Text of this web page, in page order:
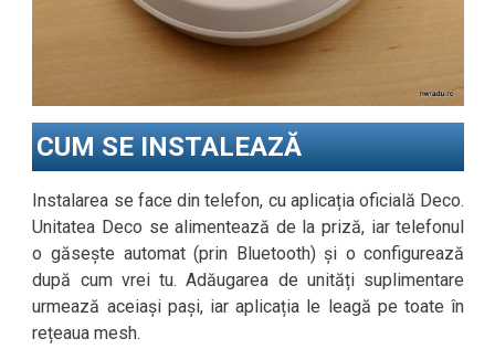
CUM SE INSTALEAZĂ
Instalarea se face din telefon, cu aplicația oficială Deco.
Unitatea Deco se alimentează de la priză, iar telefonul
o găsește automat (prin Bluetooth) și o configurează
după cum vrei tu. Adăugarea de unități suplimentare
urmează aceiași pași, iar aplicația le leagă pe toate în
rețeaua mesh.